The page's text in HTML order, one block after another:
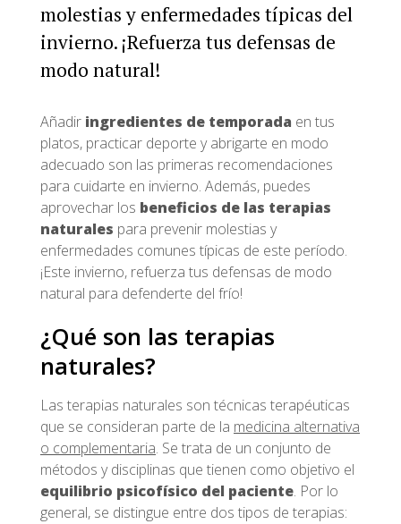
molestias y enfermedades típicas del
invierno. ¡Refuerza tus defensas de
modo natural!
Añadir ingredientes de temporada en tus
platos, practicar deporte y abrigarte en modo
adecuado son las primeras recomendaciones
para cuidarte en invierno. Además, puedes
aprovechar los beneficios de las terapias
naturales para prevenir molestias y
enfermedades comunes típicas de este período.
¡Este invierno, refuerza tus defensas de modo
natural para defenderte del frío!
¿Qué son las terapias
naturales?
Las terapias naturales son técnicas terapéuticas
que se consideran parte de la medicina alternativa
o complementaria. Se trata de un conjunto de
métodos y disciplinas que tienen como objetivo el
equilibrio psicofísico del paciente. Por lo
general, se distingue entre dos tipos de terapias: